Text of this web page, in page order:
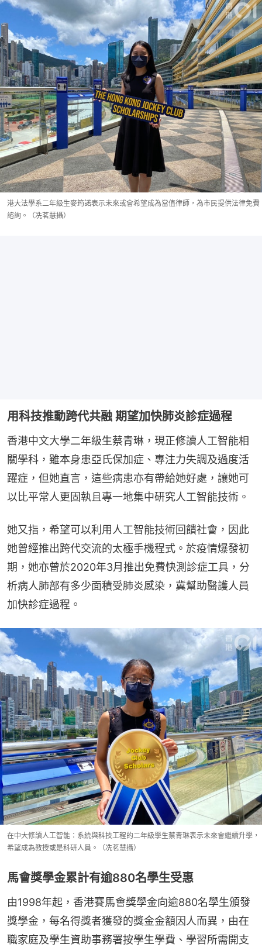
港大法學系二年級生麥筠諾表示未來或會希望成為當值律師，為市民提供法律免費
諮詢。（冼茗慧攝）
用科技推動跨代共融 期望加快肺炎診症過程
香港中文大學二年級生蔡青琳，現正修讀人工智能相
關學科，雖本身患亞氏保加症、專注力失調及過度活
躍症，但她直言，這些病患亦有帶給她好處，讓她可
以比平常人更固執且專一地集中研究人工智能技術。
她又指，希望可以利用人工智能技術回饋社會，因此
她曾經推出跨代交流的太極手機程式。於疫情爆發初
期，她亦曾於2020年3月推出免費快測診症工具，分
析病人肺部有多少面積受肺炎感染，冀幫助醫護人員
加快診症過程。
在中大修讀人工智能：系統與科技工程的二年級學生蔡青琳表示未來會繼續升學，
希望成為教授或是科研人員。（冼茗慧攝）
馬會獎學金累計有逾880名學生受惠
由1998年起，香港賽馬會獎學金向逾880名學生頒發
獎學金，每名得獎者獲發的獎金金額因人而異，由在
職家庭及學生資助事務署按學生學費、學習所需開支